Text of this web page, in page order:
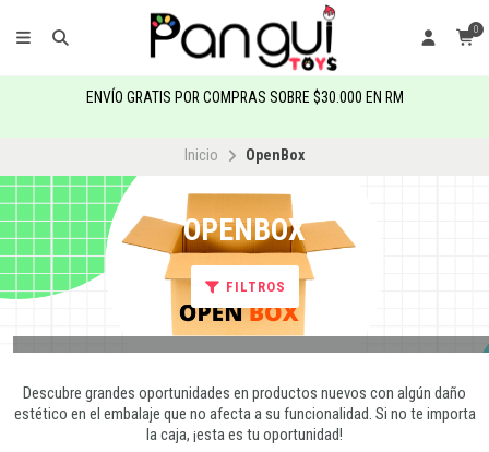
0
ENVÍO GRATIS POR COMPRAS SOBRE $30.000 EN RM
Inicio OpenBox
OPENBOX
FILTROS
Descubre grandes oportunidades en productos nuevos con algún daño
estético en el embalaje que no afecta a su funcionalidad. Si no te importa
la caja, ¡esta es tu oportunidad!